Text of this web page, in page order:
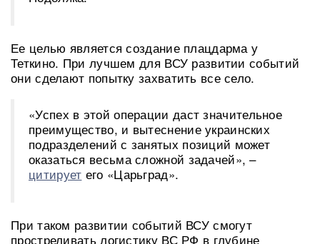
Ее целью является создание плацдарма у
Теткино. При лучшем для ВСУ развитии событий
они сделают попытку захватить все село.
«Успех в этой операции даст значительное
преимущество, и вытеснение украинских
подразделений с занятых позиций может
оказаться весьма сложной задачей», –
цитирует его «Царьград».
При таком развитии событий ВСУ смогут
простреливать логистику ВС РФ в глубине